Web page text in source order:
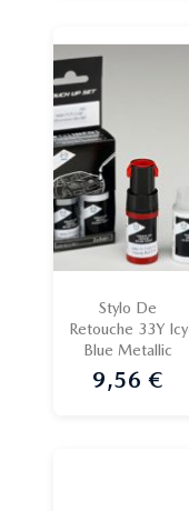
Stylo De
Retouche 33Y Icy
Blue Metallic
Prix
9,56 €